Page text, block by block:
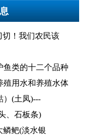
切！我们农民该
鱼类的十二个品种
殖用水和养殖水体
）(土凤)---
、石板条)
鳞鲃(淡水银